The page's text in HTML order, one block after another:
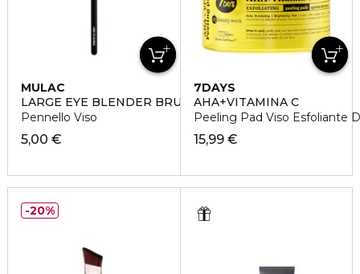
MULAC
LARGE EYE BLENDER BRUSH
Pennello Viso
5,00 €
7DAYS
AHA+VITAMINA C
Peeling Pad Viso Esfoliante
15,99 €
20%